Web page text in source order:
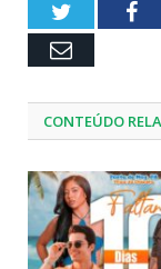
Twitter
Email
CONTEÚDO